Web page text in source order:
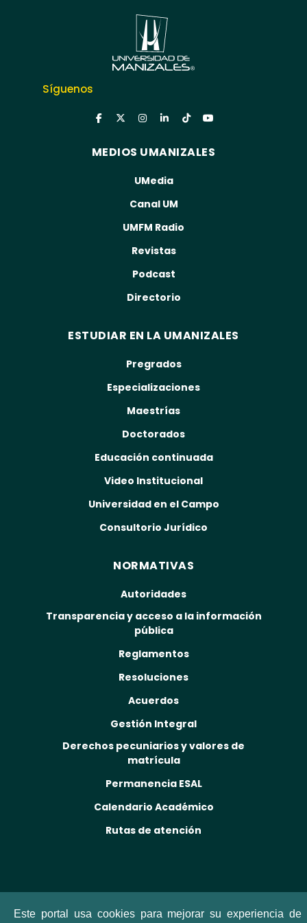
Síguenos
MEDIOS UMANIZALES
UMedia
Canal UM
UMFM Radio
Revistas
Podcast
Directorio
ESTUDIAR EN LA UMANIZALES
Pregrados
Especializaciones
Maestrías
Doctorados
Educación continuada
Video Institucional
Universidad en el Campo
Consultorio Jurídico
NORMATIVAS
Autoridades
Transparencia y acceso a la información
pública
Reglamentos
Resoluciones
Acuerdos
Gestión Integral
Derechos pecuniarios y valores de
matrícula
Permanencia ESAL
Calendario Académico
Rutas de atención
Este portal usa cookies para mejorar su experiencia de